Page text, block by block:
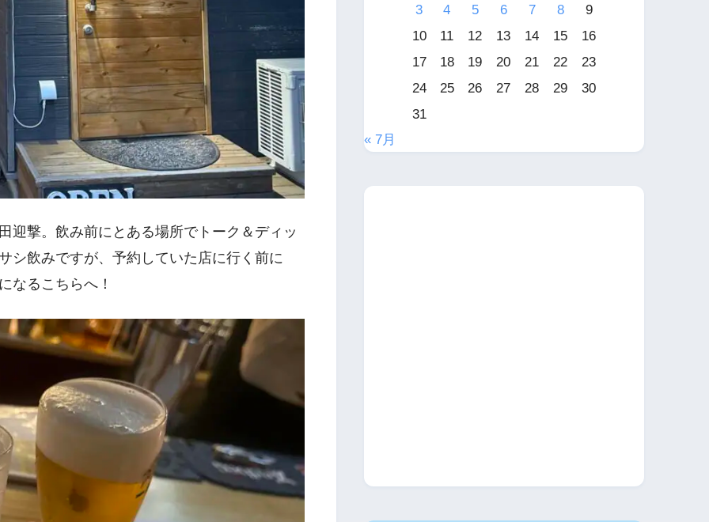
迎撃。飲み前にとある場所でトーク＆ディッ
シ飲みですが、予約していた店に行く前に
なるこちらへ！
3
4 5 6 7 8
9
10
11 12 13 14 15
16
17
18 19 20 21 22
23
24
25 26 27 28 29
30
31
« 7月